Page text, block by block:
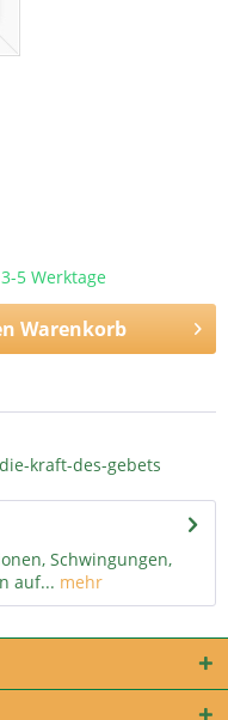
5 Werktage
Warenkorb
kraft-des-gebets
Schwingungen,
auf... mehr